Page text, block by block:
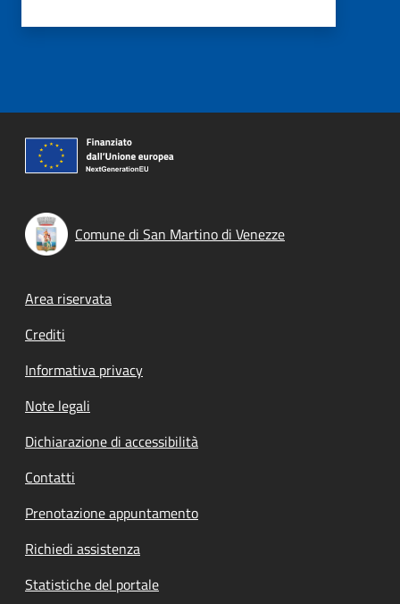
Comune di San Martino di Venezze
Footer menu
Area riservata
Crediti
Informativa privacy
Note legali
Dichiarazione di accessibilità
Contatti
Prenotazione appuntamento
Richiedi assistenza
Statistiche del portale